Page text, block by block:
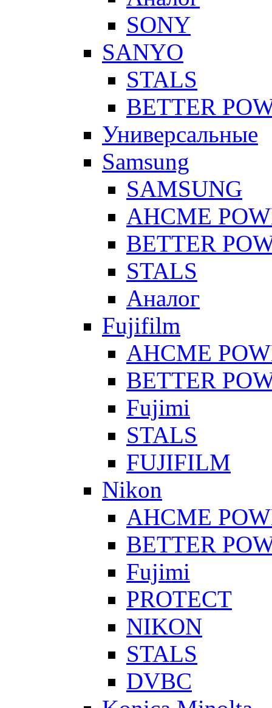
SONY
SANYO
STALS
BETTER
Универсальные
Samsung
SAMSUNG
AHCME
BETTER
STALS
Аналог
Fujifilm
AHCME
BETTER
Fujimi
STALS
FUJIFILM
Nikon
AHCME
BETTER
Fujimi
PROTECT
NIKON
STALS
DVBC